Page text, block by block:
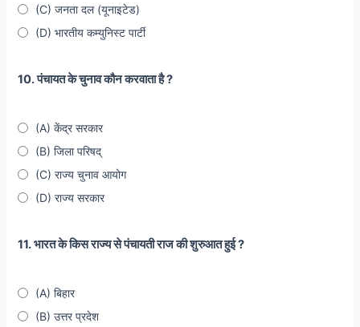
(C) जनता दल (यूनाइटेड)
(D) भारतीय कम्युनिस्ट पार्टी
10. पंचायत के चुनाव कौन करवाता है ?
(A) केंद्र सरकार
(B) जिला परिषद्
(C) राज्य चुनाव आयोग
(D) राज्य सरकार
11. भारत के किस राज्य से पंचायती राज की शुरुआत हुई ?
(A) बिहार
(B) उत्तर प्रदेश